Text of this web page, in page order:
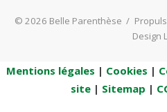
© 2026 Belle Parenthèse /
Design
Mentions légales | Cookies |
site| Sitemap |